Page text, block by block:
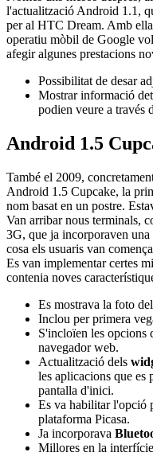
l'actualització Android 1.1,
per al HTC Dream. Amb
operatiu mòbil de Google
afegir algunes prestacions
Possibilitat de desar
Mostrar informació
podien veure a través
Android 1.5
També el 2009,
Android 1.5 Cupcake, la
nom basat en un postre.
Van arribar nous terminals,
3G, que ja incorporaven una
cosa els usuaris van
Es van implementar certes
contenia noves
Es mostrava la foto
Inclou per primera
S'incloïen les opcions
navegador web.
Actualització dels
les aplicacions que es
pantalla d'inici.
Es va habilitar l'opció
plataforma Picasa.
Ja incorporava
Millores en la